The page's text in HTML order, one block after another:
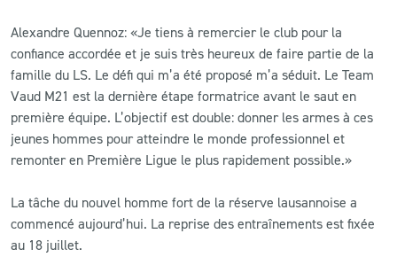
Alexandre Quennoz: «Je tiens à remercier le club pour la
confiance accordée et je suis très heureux de faire partie de la
famille du LS. Le défi qui m’a été proposé m’a séduit. Le Team
Vaud M21 est la dernière étape formatrice avant le saut en
première équipe. L’objectif est double: donner les armes à ces
jeunes hommes pour atteindre le monde professionnel et
remonter en Première Ligue le plus rapidement possible.»
La tâche du nouvel homme fort de la réserve lausannoise a
commencé aujourd’hui. La reprise des entraînements est fixée
au 18 juillet.